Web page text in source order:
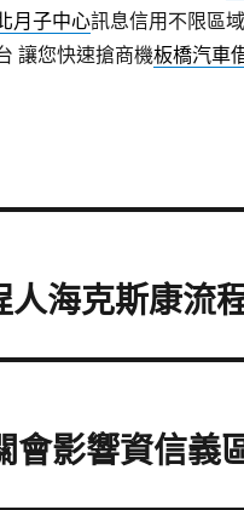
月子中心訊息信用不限區
讓您快速搶商機板橋汽車
海克斯康流
影響資信義